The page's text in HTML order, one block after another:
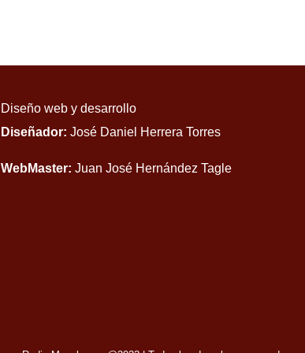
Diseño web y desarrollo
Diseñador: José Daniel Herrera Torres
WebMaster: Juan José Hernández Tagle